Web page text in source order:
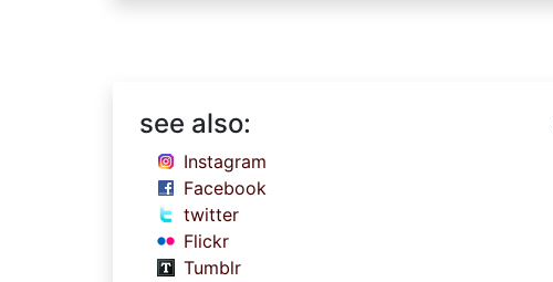
see also:
Instagram
Facebook
twitter
Flickr
Tumblr